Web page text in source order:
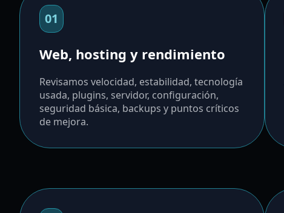
01
Web, hosting y rendimiento
Revisamos velocidad, estabilidad, tecnología
usada, plugins, servidor, configuración,
seguridad básica, backups y puntos críticos
de mejora.